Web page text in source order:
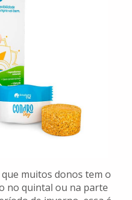
muitos donos tem o
no quintal ou na parte